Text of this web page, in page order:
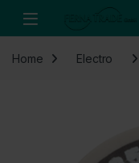
Open
Home Electro